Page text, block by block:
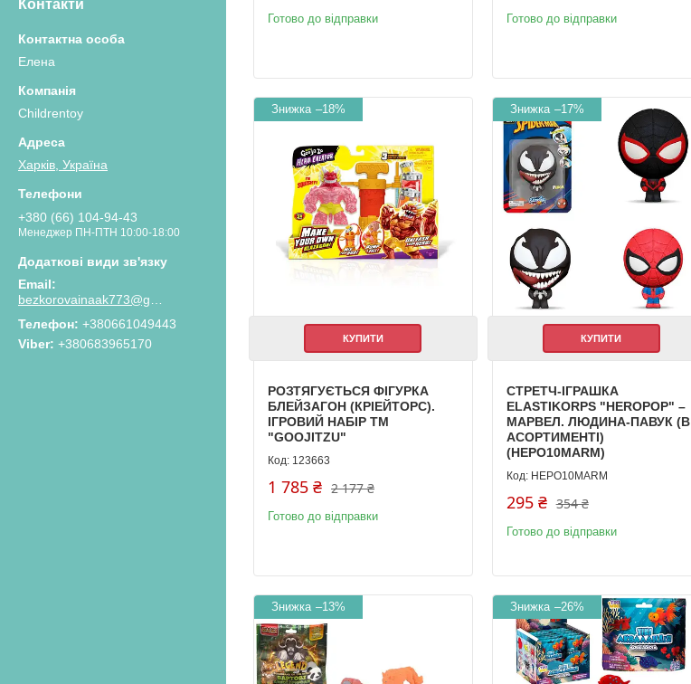
Контакти
Елена
Childrentoy
Харків, Україна
+380 (66) 104-94-43
Менеджер ПН-ПТН 10:00-18:00
bezkorovainaak773@gmail.com
Телефон +380661049443
Viber +380683965170
Готово до відправки Готово до відправки
–18%
КУПИТИ
РОЗТЯГУЄТЬСЯ ФІГУРКА
БЛЕЙЗАГОН (КРІЕЙТОРС).
ІГРОВИЙ НАБІР ТМ
"GOOJITZU"
123663
2 177 ₴
1 785 ₴
Готово до відправки
–17%
КУПИТИ
СТРЕТЧ-ІГРАШКА
ELASTIKORPS "HEROPOP" –
МАРВЕЛ. ЛЮДИНА-ПАВУК (В
АСОРТИМЕНТІ)
(HEPO10MARM)
HEPO10MARM
354 ₴
295 ₴
Готово до відправки
–13% –26%